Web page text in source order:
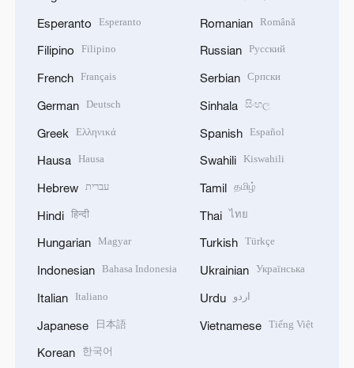
Esperanto Esperanto
Filipino Filipino
French Français
German Deutsch
Greek Ελληνικά
Hausa Hausa
Hebrew עברית
Hindi हिन्दी
Hungarian Magyar
Indonesian Bahasa Indonesia
Italian Italiano
Japanese 日本語
Korean 한국어
Romanian Română
Russian Русский
Serbian Српски
Sinhala සිංහල
Spanish Español
Swahili Kiswahili
Tamil தமிழ்
Thai ไทย
Turkish Türkçe
Ukrainian Українська
Urdu اردو
Vietnamese Tiếng Việt